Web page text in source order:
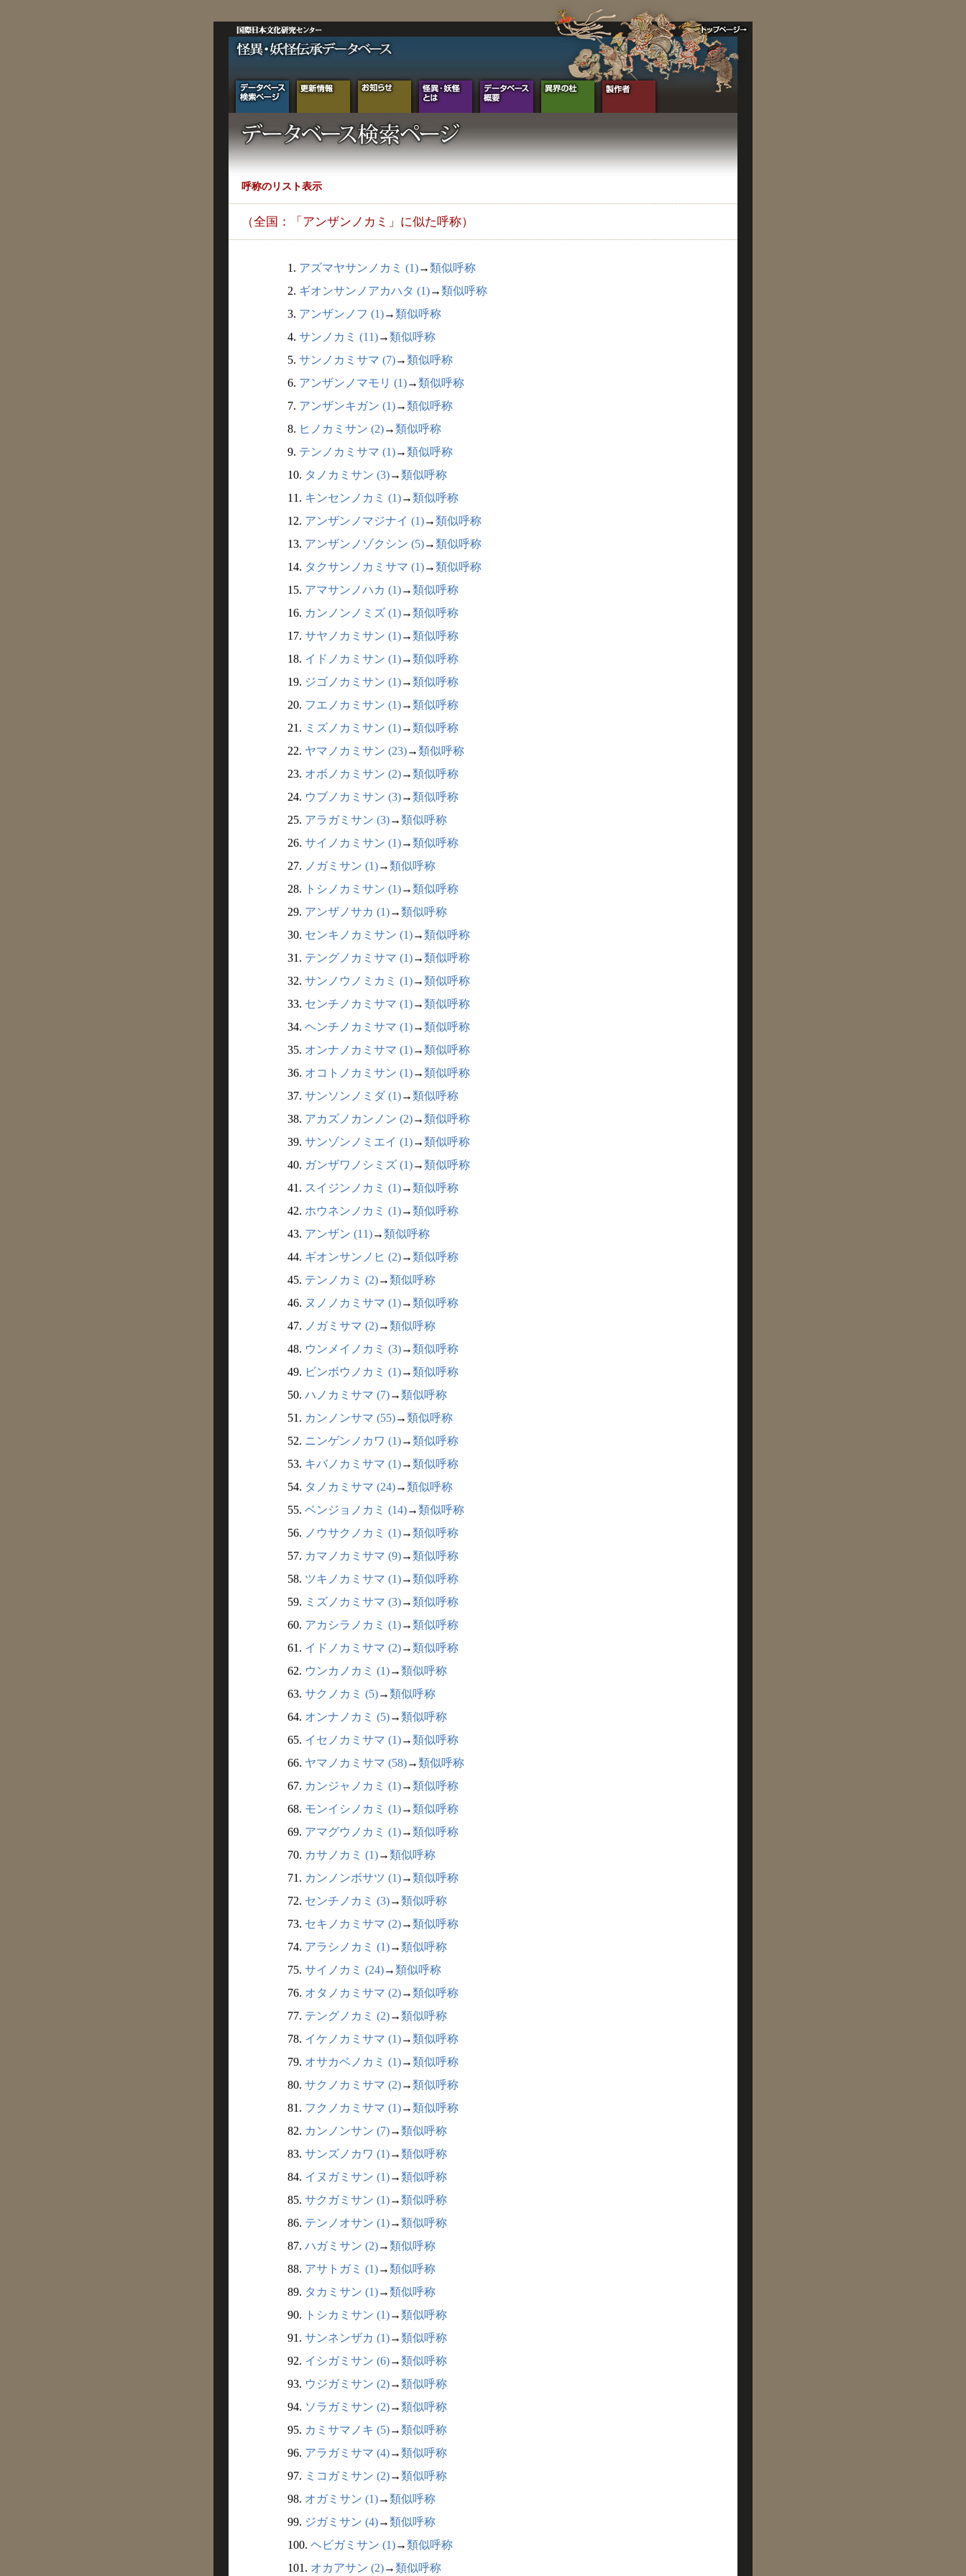
呼称のリスト表示
（全国：「アンザンノカミ」に似た呼称）
1. アズマヤサンノカミ (1)→類似呼称
2. ギオンサンノアカハタ (1)→類似呼称
3. アンザンノフ (1)→類似呼称
4. サンノカミ (11)→類似呼称
5. サンノカミサマ (7)→類似呼称
6. アンザンノマモリ (1)→類似呼称
7. アンザンキガン (1)→類似呼称
8. ヒノカミサン (2)→類似呼称
9. テンノカミサマ (1)→類似呼称
10. タノカミサン (3)→類似呼称
11. キンセンノカミ (1)→類似呼称
12. アンザンノマジナイ (1)→類似呼称
13. アンザンノゾクシン (5)→類似呼称
14. タクサンノカミサマ (1)→類似呼称
15. アマサンノハカ (1)→類似呼称
16. カンノンノミズ (1)→類似呼称
17. サヤノカミサン (1)→類似呼称
18. イドノカミサン (1)→類似呼称
19. ジゴノカミサン (1)→類似呼称
20. フエノカミサン (1)→類似呼称
21. ミズノカミサン (1)→類似呼称
22. ヤマノカミサン (23)→類似呼称
23. オボノカミサン (2)→類似呼称
24. ウブノカミサン (3)→類似呼称
25. アラガミサン (3)→類似呼称
26. サイノカミサン (1)→類似呼称
27. ノガミサン (1)→類似呼称
28.
トシノカミサン (1)→類似呼称
29. アンザノサカ (1)→類似呼称
30. センキノカミサン (1)→類似呼称
31. テングノカミサマ (1)→類似呼称
32. サンノウノミカミ (1)→類似呼称
33. センチノカミサマ (1)→類似呼称
34. ヘンチノカミサマ (1)→類似呼称
35. オンナノカミサマ (1)→類似呼称
36. オコトノカミサン (1)→類似呼称
37. サンソンノミダ (1)→類似呼称
38. アカズノカンノン (2)→類似呼称
39. サンゾンノミエイ (1)→類似呼称
40. ガンザワノシミズ (1)→類似呼称
41. スイジンノカミ (1)→類似呼称
42. ホウネンノカミ (1)→類似呼称
43. アンザン (11)→類似呼称
44. ギオンサンノヒ (2)→類似呼称
45. テンノカミ (2)→類似呼称
46. ヌノノカミサマ (1)→類似呼称
47. ノガミサマ (2)→類似呼称
48. ウンメイノカミ (3)→類似呼称
49. ビンボウノカミ (1)→類似呼称
50. ハノカミサマ (7)→類似呼称
51. カンノンサマ (55)→類似呼称
52. ニンゲンノカワ (1)→類似呼称
53. キバノカミサマ (1)→類似呼称
54. タノカミサマ (24)→類似呼称
55. ベンジョノカミ (14)→類似呼称
56. ノウサクノカミ (1)→類似呼称
57. カマノカミサマ (9)→類似呼称
58. ツキノカミサマ (1)→類似呼称
59. ミズノカミサマ (3)→類似呼称
60. アカシラノカミ (1)→類似呼称
61. イドノカミサマ (2)→類似呼称
62. ウンカノカミ (1)→類似呼称
63. サクノカミ (5)→類似呼称
64. オンナノカミ (5)→類似呼称
65. イセノカミサマ (1)→類似呼称
66. ヤマノカミサマ (58)→類似呼称
67. カンジャノカミ (1)→類似呼称
68. モンイシノカミ (1)→類似呼称
69. アマグウノカミ (1)→類似呼称
70. カサノカミ (1)→類似呼称
71. カンノンボサツ (1)→類似呼称
72. センチノカミ (3)→類似呼称
73. セキノカミサマ (2)→類似呼称
74. アラシノカミ (1)→類似呼称
75. サイノカミ (24)→類似呼称
76. オタノカミサマ (2)→類似呼称
77. テングノカミ (2)→類似呼称
78. イケノカミサマ (1)→類似呼称
79. オサカベノカミ (1)→類似呼称
80. サクノカミサマ (2)→類似呼称
81. フクノカミサマ (1)→類似呼称
82. カンノンサン (7)→類似呼称
83. サンズノカワ (1)→類似呼称
84. イヌガミサン (1)→類似呼称
85. サクガミサン (1)→類似呼称
86. テンノオサン (1)→類似呼称
87. ハガミサン (2)→類似呼称
88. アサトガミ (1)→類似呼称
89. タカミサン (1)→類似呼称
90.
トシカミサン (1)→類似呼称
91. サンネンザカ (1)→類似呼称
92. イシガミサン (6)→類似呼称
93. ウジガミサン (2)→類似呼称
94. ソラガミサン (2)→類似呼称
95. カミサマノキ (5)→類似呼称
96. アラガミサマ (4)→類似呼称
97. ミコガミサン (2)→類似呼称
98. オガミサン (1)→類似呼称
99. ジガミサン (4)→類似呼称
100. ヘビガミサン (1)→類似呼称
101. オカアサン (2)→類似呼称